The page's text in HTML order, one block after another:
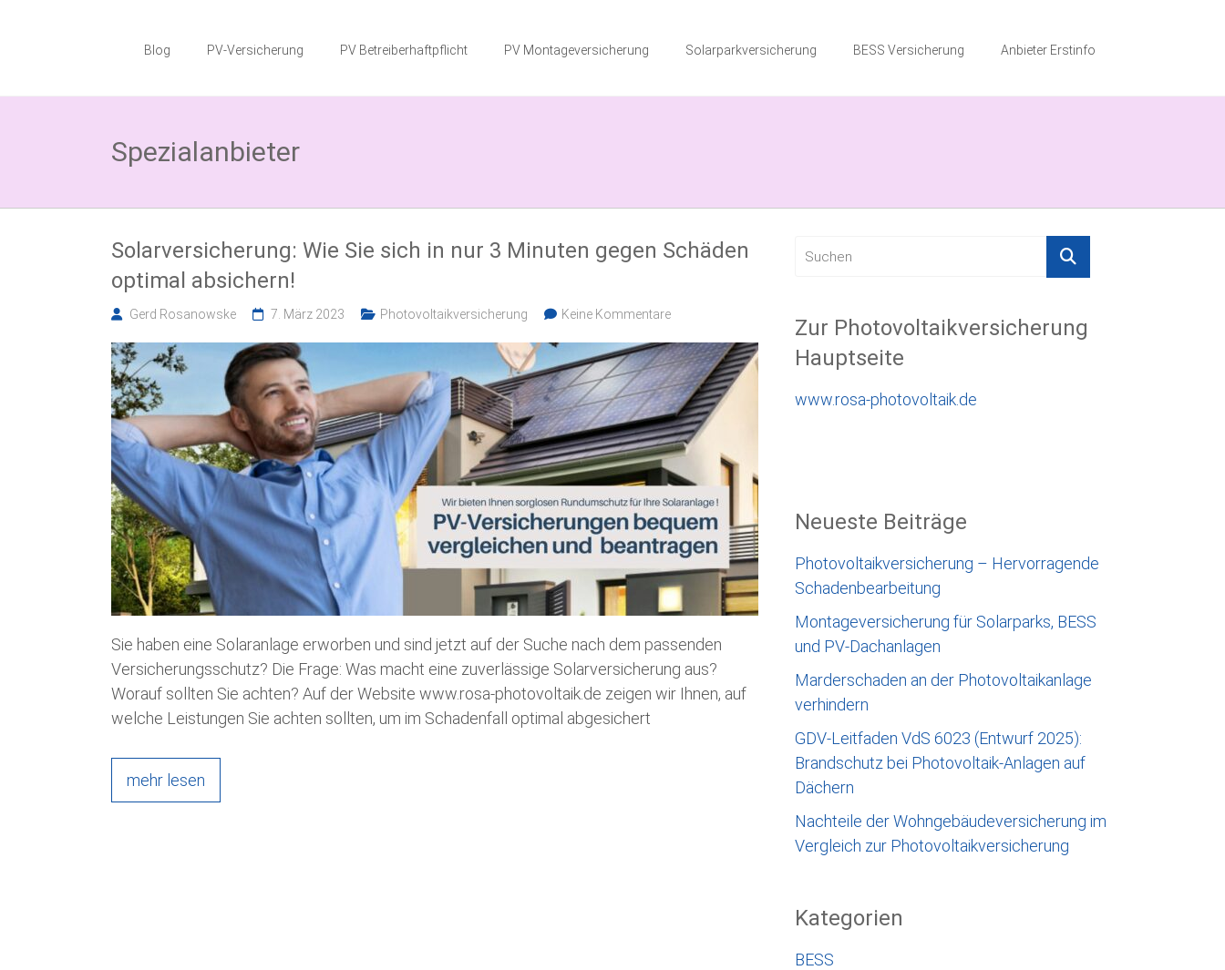
Photovoltaik
Thema
Photovoltaikversicherung,
Blog PV-Versicherung PV Betreiberhaftpflicht PV Montageversicherung Solarparkversicherung BESS Versicherung Anbieter Erstinfo
Spezialanbieter
Solarversicherung: Wie Sie sich in nur 3 Minuten gegen Schäden
optimal absichern!
Gerd Rosanowske 7. März 2023 Photovoltaikversicherung Keine Kommentare
Sie haben eine Solaranlage erworben und sind jetzt auf der Suche nach dem passenden
Versicherungsschutz? Die Frage: Was macht eine zuverlässige Solarversicherung aus?
Worauf sollten Sie achten? Auf der Website www.rosa-photovoltaik.de zeigen wir Ihnen, auf
welche Leistungen Sie achten sollten, um im Schadenfall optimal abgesichert
mehr lesen
Zur Photovoltaikversicherung
Hauptseite
www.rosa-photovoltaik.de
Neueste Beiträge
Photovoltaikversicherung – Hervorragende
Schadenbearbeitung
Montageversicherung für Solarparks, BESS
und PV-Dachanlagen
Marderschaden an der Photovoltaikanlage
verhindern
GDV-Leitfaden VdS 6023 (Entwurf 2025):
Brandschutz bei Photovoltaik-Anlagen auf
Dächern
Nachteile der Wohngebäudeversicherung im
Vergleich zur Photovoltaikversicherung
Kategorien
BESS